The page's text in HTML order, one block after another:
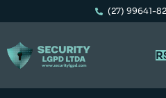
(27) 99641-